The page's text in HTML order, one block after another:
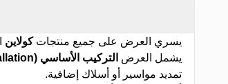
يسري العرض على جميع منتجاتكولاين
يشمل العرض التركيب الأساسي (Standard Installation) مجانًا
تمديد مواسير أو أسلاك إضافية.